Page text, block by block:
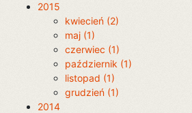
2015
kwiecień (2)
maj (1)
czerwiec (1)
październik (1)
listopad (1)
grudzień (1)
2014